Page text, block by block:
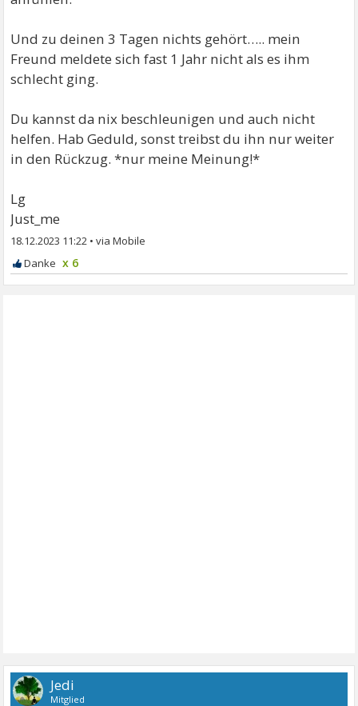
Und zu deinen 3 Tagen nichts gehört….. mein
Freund meldete sich fast 1 Jahr nicht als es ihm
schlecht ging.
Du kannst da nix beschleunigen und auch nicht
helfen. Hab Geduld, sonst treibst du ihn nur weiter
in den Rückzug. *nur meine Meinung!*
Lg
Just_me
18.12.2023 11:22 •
x 6
Jedi
Mitglied